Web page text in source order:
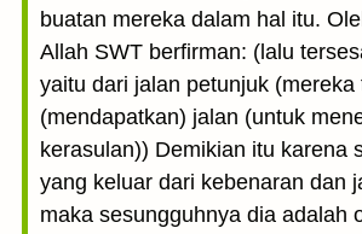
buatan mereka dalam hal itu.
Allah SWT berfirman: (lalu
yaitu dari jalan petunjuk (mereka
(mendapatkan) jalan (untuk
kerasulan)) Demikian itu karena
yang keluar dari kebenaran dan
maka sesungguhnya dia adalah